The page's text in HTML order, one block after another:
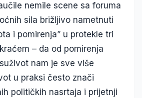
nemile scene sa foruma
sila brižljivo nametnuti
i pomirenja” u protekle tri
– da od pomirenja
nam je sve više
u praksi često znači
političkih nasrtaja i prijetnji